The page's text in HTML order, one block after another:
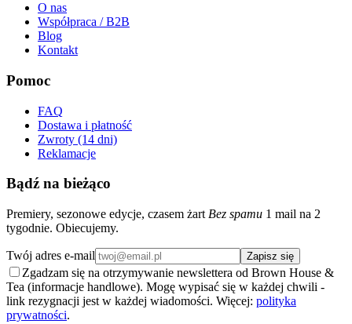
O nas
Współpraca / B2B
Blog
Kontakt
Pomoc
FAQ
Dostawa i płatność
Zwroty (14 dni)
Reklamacje
Bądź na bieżąco
Premiery, sezonowe edycje, czasem żart Bez spamu 1 mail na 2
tygodnie. Obiecujemy.
Twój adres e-mail Zapisz się
Zgadzam się na otrzymywanie newslettera od Brown House &
Tea (informacje handlowe). Mogę wypisać się w każdej chwili -
link rezygnacji jest w każdej wiadomości. Więcej: polityka
prywatności.